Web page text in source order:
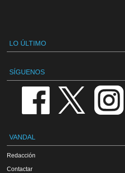
LO ÚLTIMO
SÍGUENOS
VANDAL
Redacción
Contactar